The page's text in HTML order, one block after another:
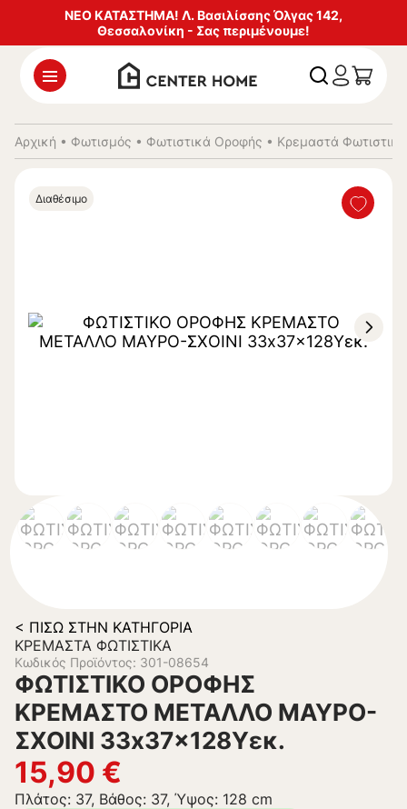
ΝΕΟ ΚΑΤΑΣΤΗΜΑ! Λ. Βασιλίσσης Όλγας 142,
Θεσσαλονίκη - Σας περιμένουμε!
Αρχική • Φωτισμός • Φωτιστικά Οροφής • Κρεμαστά Φωτιστικά
Διαθέσιμο
< ΠΊΣΩ ΣΤΗΝ ΚΑΤΗΓΟΡΊΑ
ΚΡΕΜΑΣΤΆ ΦΩΤΙΣΤΙΚΆ
Κωδικός Προϊόντος: 301-08654
ΦΩΤΙΣΤΙΚΟ ΟΡΟΦΗΣ
ΚΡΕΜΑΣΤΟ ΜΕΤΑΛΛΟ ΜΑΥΡΟ-
ΣΧΟΙΝΙ 33x37x128Υεκ.
15,90 €
Πλάτος: 37, Βάθος: 37, Ύψος: 128 cm